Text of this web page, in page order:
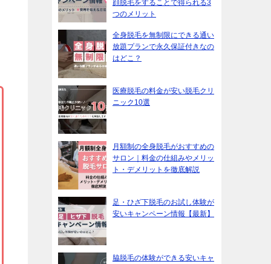
顔脱毛をすることで得られる3
つのメリット
全身脱毛を無制限にできる通い
放題プランで永久保証付きなの
はどこ？
医療脱毛の料金が安い脱毛クリ
ニック10選
月額制の全身脱毛がおすすめの
サロン｜料金の仕組みやメリッ
ト・デメリットを徹底解説
足・ひざ下脱毛のお試し体験が
安いキャンペーン情報【最新】
脇脱毛の体験ができる安いキャ